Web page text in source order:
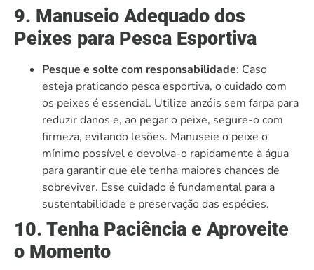
9. Manuseio Adequado dos
Peixes para Pesca Esportiva
Pesque e solte com responsabilidade: Caso
esteja praticando pesca esportiva, o cuidado com
os peixes é essencial. Utilize anzóis sem farpa para
reduzir danos e, ao pegar o peixe, segure-o com
firmeza, evitando lesões. Manuseie o peixe o
mínimo possível e devolva-o rapidamente à água
para garantir que ele tenha maiores chances de
sobreviver. Esse cuidado é fundamental para a
sustentabilidade e preservação das espécies.
10. Tenha Paciência e Aproveite
o Momento